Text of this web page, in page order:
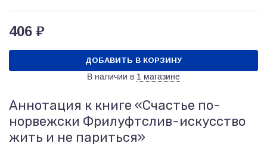
406 ₽
ДОБАВИТЬ В КОРЗИНУ
В наличии в 1 магазине
Аннотация к книге «Счастье по-
норвежски Фрилуфтслив-искусство
жить и не париться»